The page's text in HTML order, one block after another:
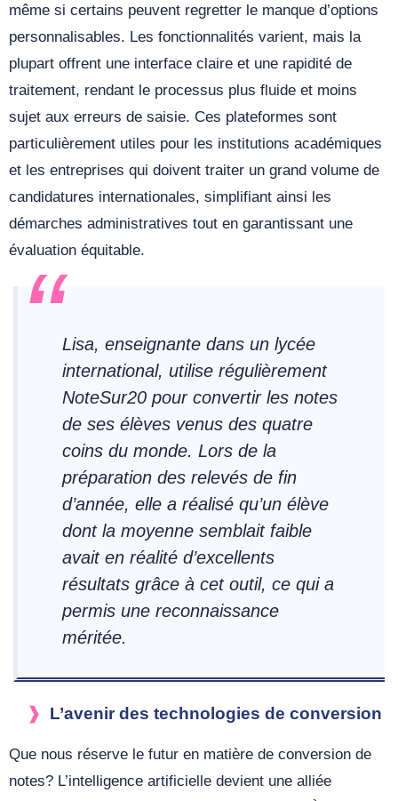
même si certains peuvent regretter le manque d’options
personnalisables. Les fonctionnalités varient, mais la
plupart offrent une interface claire et une rapidité de
traitement, rendant le processus plus fluide et moins
sujet aux erreurs de saisie. Ces plateformes sont
particulièrement utiles pour les institutions académiques
et les entreprises qui doivent traiter un grand volume de
candidatures internationales, simplifiant ainsi les
démarches administratives tout en garantissant une
évaluation équitable.
Lisa, enseignante dans un lycée
international, utilise régulièrement
NoteSur20 pour convertir les notes
de ses élèves venus des quatre
coins du monde. Lors de la
préparation des relevés de fin
d’année, elle a réalisé qu’un élève
dont la moyenne semblait faible
avait en réalité d’excellents
résultats grâce à cet outil, ce qui a
permis une reconnaissance
méritée.
L’avenir des technologies de conversion
Que nous réserve le futur en matière de conversion de
notes? L’intelligence artificielle devient une alliée